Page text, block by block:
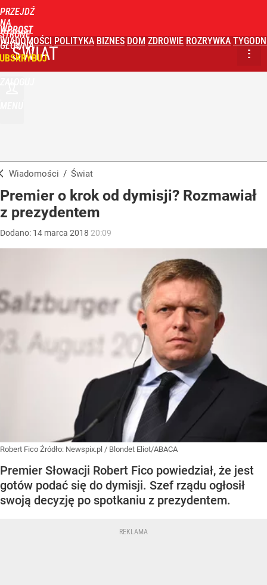
PRZEJDŹ
NA
STRONĘ
GŁÓWNĄ
WPROST
WIADOMOŚCI POLITYKA BIZNES DOM ZDROWIE ROZRYWKA
ŚWIAT
Wiadomości / Świat
Premier o krok od dymisji? Rozmawiał
z prezydentem
Dodano: 14 marca 2018 20:09
Robert Fico Źródło: Newspix.pl / Blondet Eliot/ABACA
Premier Słowacji Robert Fico powiedział, że jest
gotów podać się do dymisji. Szef rządu ogłosił
swoją decyzję po spotkaniu z prezydentem.